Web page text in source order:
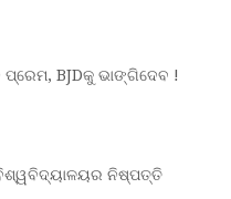
BJDକୁ ଭାଙ୍ଗିଦେବ !
ନିଷ୍ପତ୍ତି